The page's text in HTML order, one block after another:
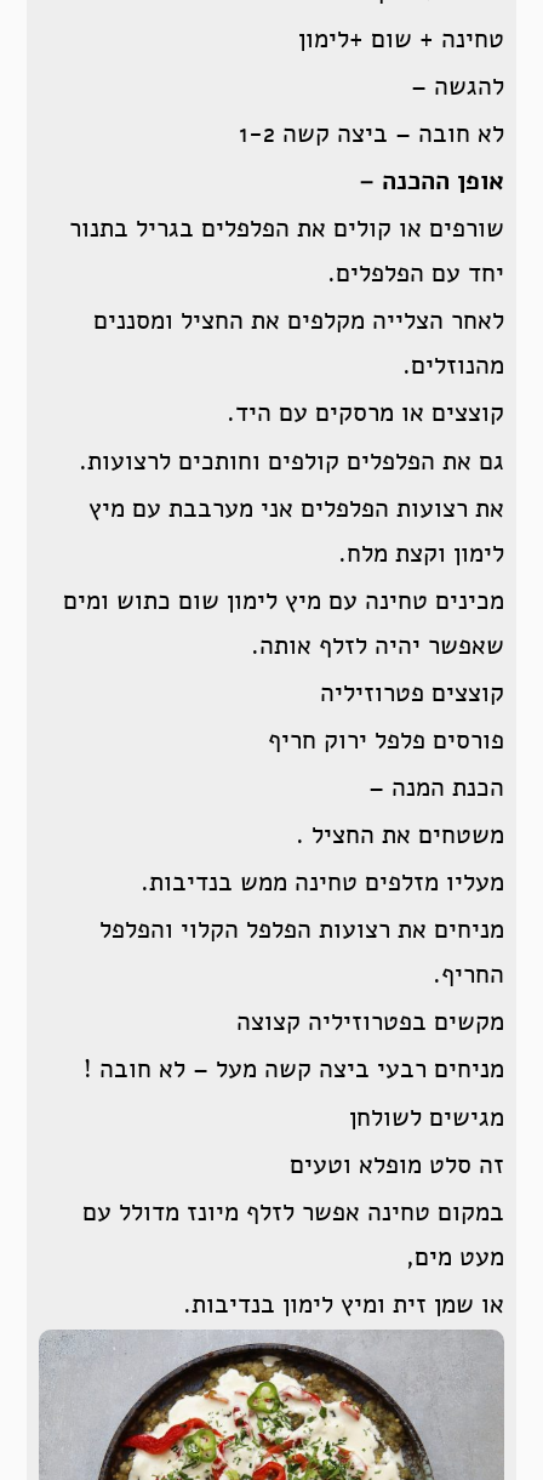
טחינה + שום +לימון
להגשה –
לא חובה – ביצה קשה 1-2
אופן ההכנה –
שורפים או קולים את הפלפלים בגריל בתנור
יחד עם הפלפלים.
לאחר הצלייה מקלפים את החציל ומסננים
מהנוזלים.
קוצצים או מרסקים עם היד.
גם את הפלפלים קולפים וחותכים לרצועות.
את רצועות הפלפלים אני מערבבת עם מיץ
לימון וקצת מלח.
מכינים טחינה עם מיץ לימון שום כתוש ומים
שאפשר יהיה לזלף אותה.
קוצצים פטרוזיליה
פורסים פלפל ירוק חריף
הכנת המנה –
משטחים את החציל .
מעליו מזלפים טחינה ממש בנדיבות.
מניחים את רצועות הפלפל הקלוי והפלפל
החריף.
מקשים בפטרוזיליה קצוצה
מניחים רבעי ביצה קשה מעל – לא חובה !
מגישים לשולחן
זה סלט מופלא וטעים
במקום טחינה אפשר לזלף מיונז מדולל עם
מעט מים,
או שמן זית ומיץ לימון בנדיבות.